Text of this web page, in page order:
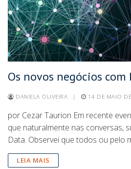
Os novos negócios com
DANIELA OLIVEIRA | 14 DE MAIO
por Cezar Taurion Em recente
que naturalmente nas conversas,
Data. Observei que todos ou pelo
LEIA MAIS